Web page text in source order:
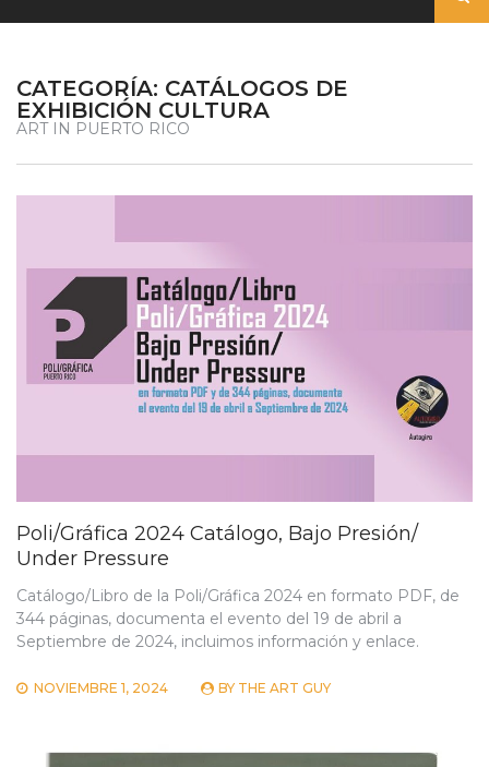
CATEGORÍA: CATÁLOGOS DE
EXHIBICIÓN CULTURA
ART IN PUERTO RICO
Poli/Gráfica 2024 Catálogo, Bajo Presión/
Under Pressure
Catálogo/Libro de la Poli/Gráfica 2024 en formato PDF, de
344 páginas, documenta el evento del 19 de abril a
Septiembre de 2024, incluimos información y enlace.
NOVIEMBRE 1, 2024 BY THE ART GUY